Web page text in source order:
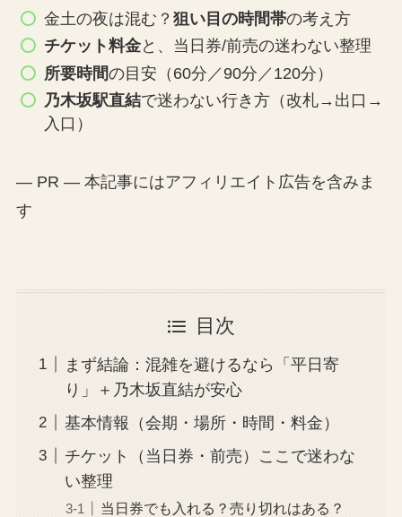
金土の夜は混む？狙い目の時間帯の考え方
チケット料金と、当日券/前売の迷わない整理
所要時間の目安（60分／90分／120分）
乃木坂駅直結で迷わない行き方（改札→出口→
入口）
— PR — 本記事にはアフィリエイト広告を含みま
す
目次
まず結論：混雑を避けるなら「平日寄
り」＋乃木坂直結が安心
基本情報（会期・場所・時間・料金）
チケット（当日券・前売）ここで迷わな
い整理
当日券でも入れる？売り切れはある？